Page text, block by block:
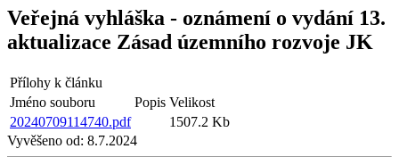
Veřejná vyhláška - oznámení o vydání 13.
aktualizace Zásad územního rozvoje JK
Přílohy k článku
Jméno souboru
Popis Velikost
20240709114740.pdf
1507.2 Kb
Vyvěšeno od: 8.7.2024